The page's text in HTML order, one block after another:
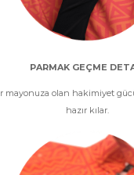
PARMAK GEÇME
mayonuza olan hakimiyet
hazır kılar.